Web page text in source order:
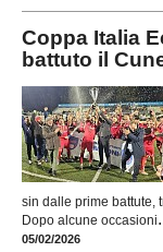
Coppa Italia
battuto il
sin dalle prime battute,
Dopo alcune occasioni
05/02/2026